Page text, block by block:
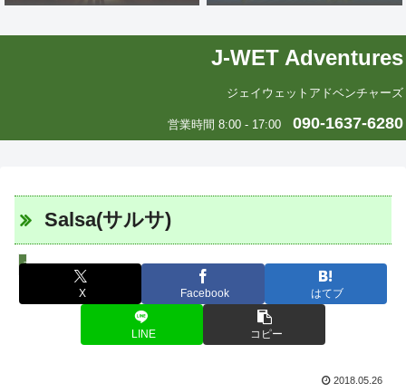
J-WET Adventures
ジェイウェットアドベンチャーズ
営業時間 8:00 - 17:00 090-1637-6280
Salsa(サルサ)
エリカの中南米いまむかし
X Facebook はてブ
LINE コピー
2018.05.26